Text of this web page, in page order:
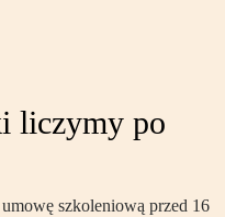
liczymy po
szkoleniową przed 16